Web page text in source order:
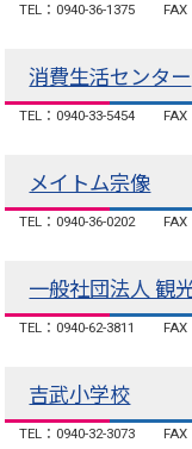
TEL：0940-36-1375 FAX
消費生活センター
TEL：0940-33-5454 FAX
メイトム宗像
TEL：0940-36-0202 FAX
一般社団法人 観
TEL：0940-62-3811 FAX
吉武小学校
TEL：0940-32-3073 FAX